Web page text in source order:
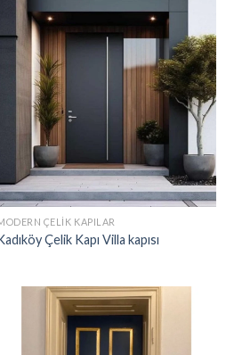
ÇELIK KAPILAR
Çelik Kapı Villa kapısı